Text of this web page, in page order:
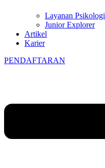
Layanan Psikologi
Junior Explorer
Artikel
Karier
PENDAFTARAN